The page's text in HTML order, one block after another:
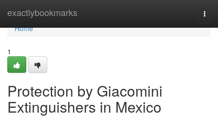
exactlybookmarks
Home
Home
1
Protection by Giacomini
Extinguishers in Mexico